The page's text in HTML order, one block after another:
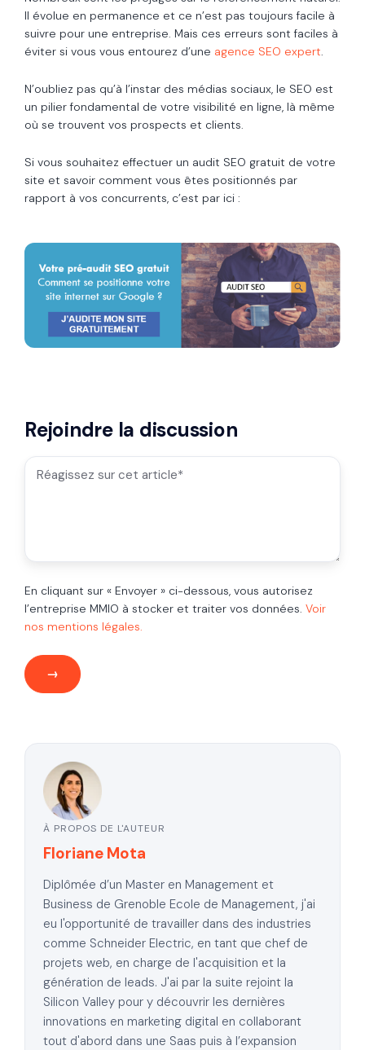
Il évolue en permanence et ce n’est pas toujours facile à
suivre pour une entreprise. Mais ces erreurs sont faciles à
éviter si vous vous entourez d’une agence SEO expert.
N’oubliez pas qu’à l’instar des médias sociaux, le SEO est
un pilier fondamental de votre visibilité en ligne, là même
où se trouvent vos prospects et clients.
Si vous souhaitez effectuer un audit SEO gratuit de votre
site et savoir comment vous êtes positionnés par
rapport à vos concurrents, c’est par ici :
Rejoindre la discussion
En cliquant sur « Envoyer » ci-dessous, vous autorisez
l’entreprise MMIO à stocker et traiter vos données. Voir
nos mentions légales.
À PROPOS DE L'AUTEUR
Floriane Mota
Diplômée d’un Master en Management et
Business de Grenoble Ecole de Management, j'ai
eu l'opportunité de travailler dans des industries
comme Schneider Electric, en tant que chef de
projets web, en charge de l'acquisition et la
génération de leads. J'ai par la suite rejoint la
Silicon Valley pour y découvrir les dernières
innovations en marketing digital en collaborant
tout d'abord dans une Saas puis à l’expansion